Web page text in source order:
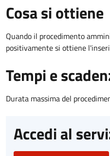
Cosa si ottiene
Quando il procedimento
positivamente si ottiene
Tempi e
Durata massima del
Accedi al